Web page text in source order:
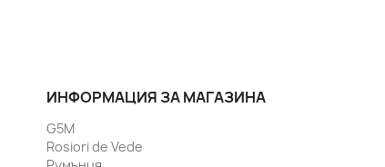
ИНФОРМАЦИЯ ЗА МАГАЗИНА
G5M
Rosiori de Vede